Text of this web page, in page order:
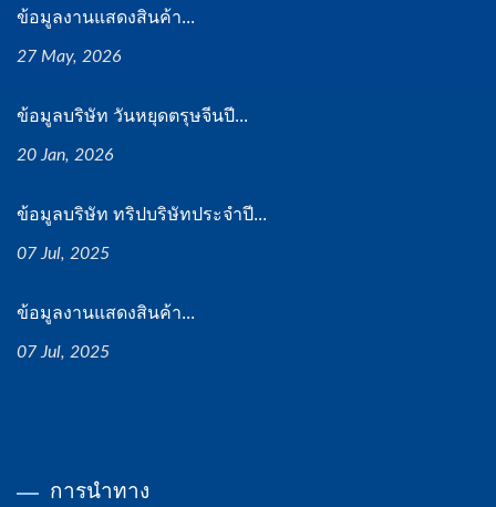
ข้อมูลงานแสดงสินค้า...
27 May, 2026
ข้อมูลบริษัท วันหยุดตรุษจีนปี...
20 Jan, 2026
ข้อมูลบริษัท ทริปบริษัทประจำปี...
07 Jul, 2025
ข้อมูลงานแสดงสินค้า...
07 Jul, 2025
การนำทาง